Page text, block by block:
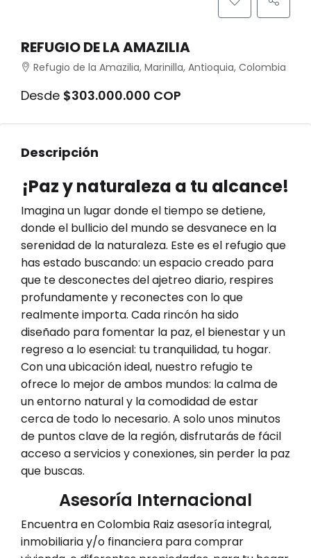
REFUGIO DE LA AMAZILIA
Refugio de la Amazilia, Marinilla, Antioquia, Colombia
Desde $303.000.000 COP
Descripción
¡Paz y naturaleza a tu alcance!
Imagina un lugar donde el tiempo se detiene,
donde el bullicio del mundo se desvanece en la
serenidad de la naturaleza. Este es el refugio que
has estado buscando: un espacio creado para
que te desconectes del ajetreo diario, respires
profundamente y reconectes con lo que
realmente importa. Cada rincón ha sido
diseñado para fomentar la paz, el bienestar y un
regreso a lo esencial: tu tranquilidad, tu hogar.
Con una ubicación ideal, nuestro refugio te
ofrece lo mejor de ambos mundos: la calma de
un entorno natural y la comodidad de estar
cerca de todo lo necesario. A solo unos minutos
de puntos clave de la región, disfrutarás de fácil
acceso a servicios y conexiones, sin perder la paz
que buscas.
Asesoría Internacional
Encuentra en Colombia Raiz asesoría integral,
inmobiliaria y/o financiera para comprar